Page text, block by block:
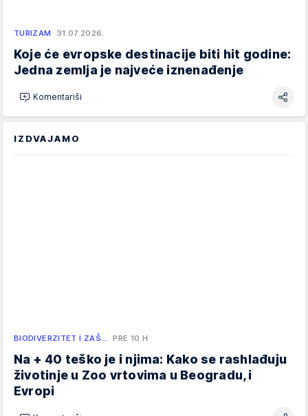
TURIZAM 31.07.2026.
Koje će evropske destinacije biti hit godine:
Jedna zemlja je najveće iznenađenje
Komentariši
IZDVAJAMO
BIODIVERZITET I ZAŠ… PRE 10 H
Na + 40 teško je i njima: Kako se rashlađuju
životinje u Zoo vrtovima u Beogradu, i
Evropi